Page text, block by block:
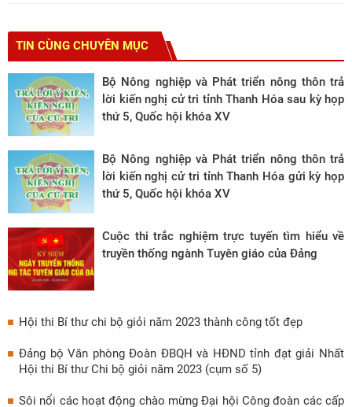
TIN CÙNG CHUYÊN MỤC
Bộ Nông nghiệp và Phát triển nông thôn trả
lời kiến nghị cử tri tỉnh Thanh Hóa sau kỳ họp
thứ 5, Quốc hội khóa XV
Bộ Nông nghiệp và Phát triển nông thôn trả
lời kiến nghị cử tri tỉnh Thanh Hóa gửi kỳ họp
thứ 5, Quốc hội khóa XV
Cuộc thi trắc nghiệm trực tuyến tìm hiểu về
truyền thống ngành Tuyên giáo của Đảng
Hội thi Bí thư chi bộ giỏi năm 2023 thành công tốt đẹp
Đảng bộ Văn phòng Đoàn ĐBQH và HĐND tỉnh đạt giải Nhất
Hội thi Bí thư Chi bộ giỏi năm 2023 (cụm số 5)
Sôi nổi các hoạt động chào mừng Đại hội Công đoàn các cấp